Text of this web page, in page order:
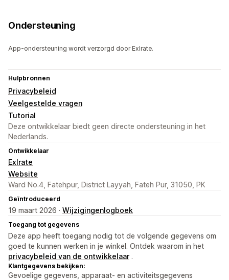
Ondersteuning
App-ondersteuning wordt verzorgd door Exlrate.
Hulpbronnen
Privacybeleid
Veelgestelde vragen
Tutorial
Deze ontwikkelaar biedt geen directe ondersteuning in het
Nederlands.
Ontwikkelaar
Exlrate
Website
Ward No.4, Fatehpur, District Layyah, Fateh Pur, 31050, PK
Geïntroduceerd
19 maart 2026 · Wijzigingenlogboek
Toegang tot gegevens
Deze app heeft toegang nodig tot de volgende gegevens om
goed te kunnen werken in je winkel. Ontdek waarom in het
privacybeleid van de ontwikkelaar .
Klantgegevens bekijken:
Gevoelige gegevens, apparaat- en activiteitsgegevens